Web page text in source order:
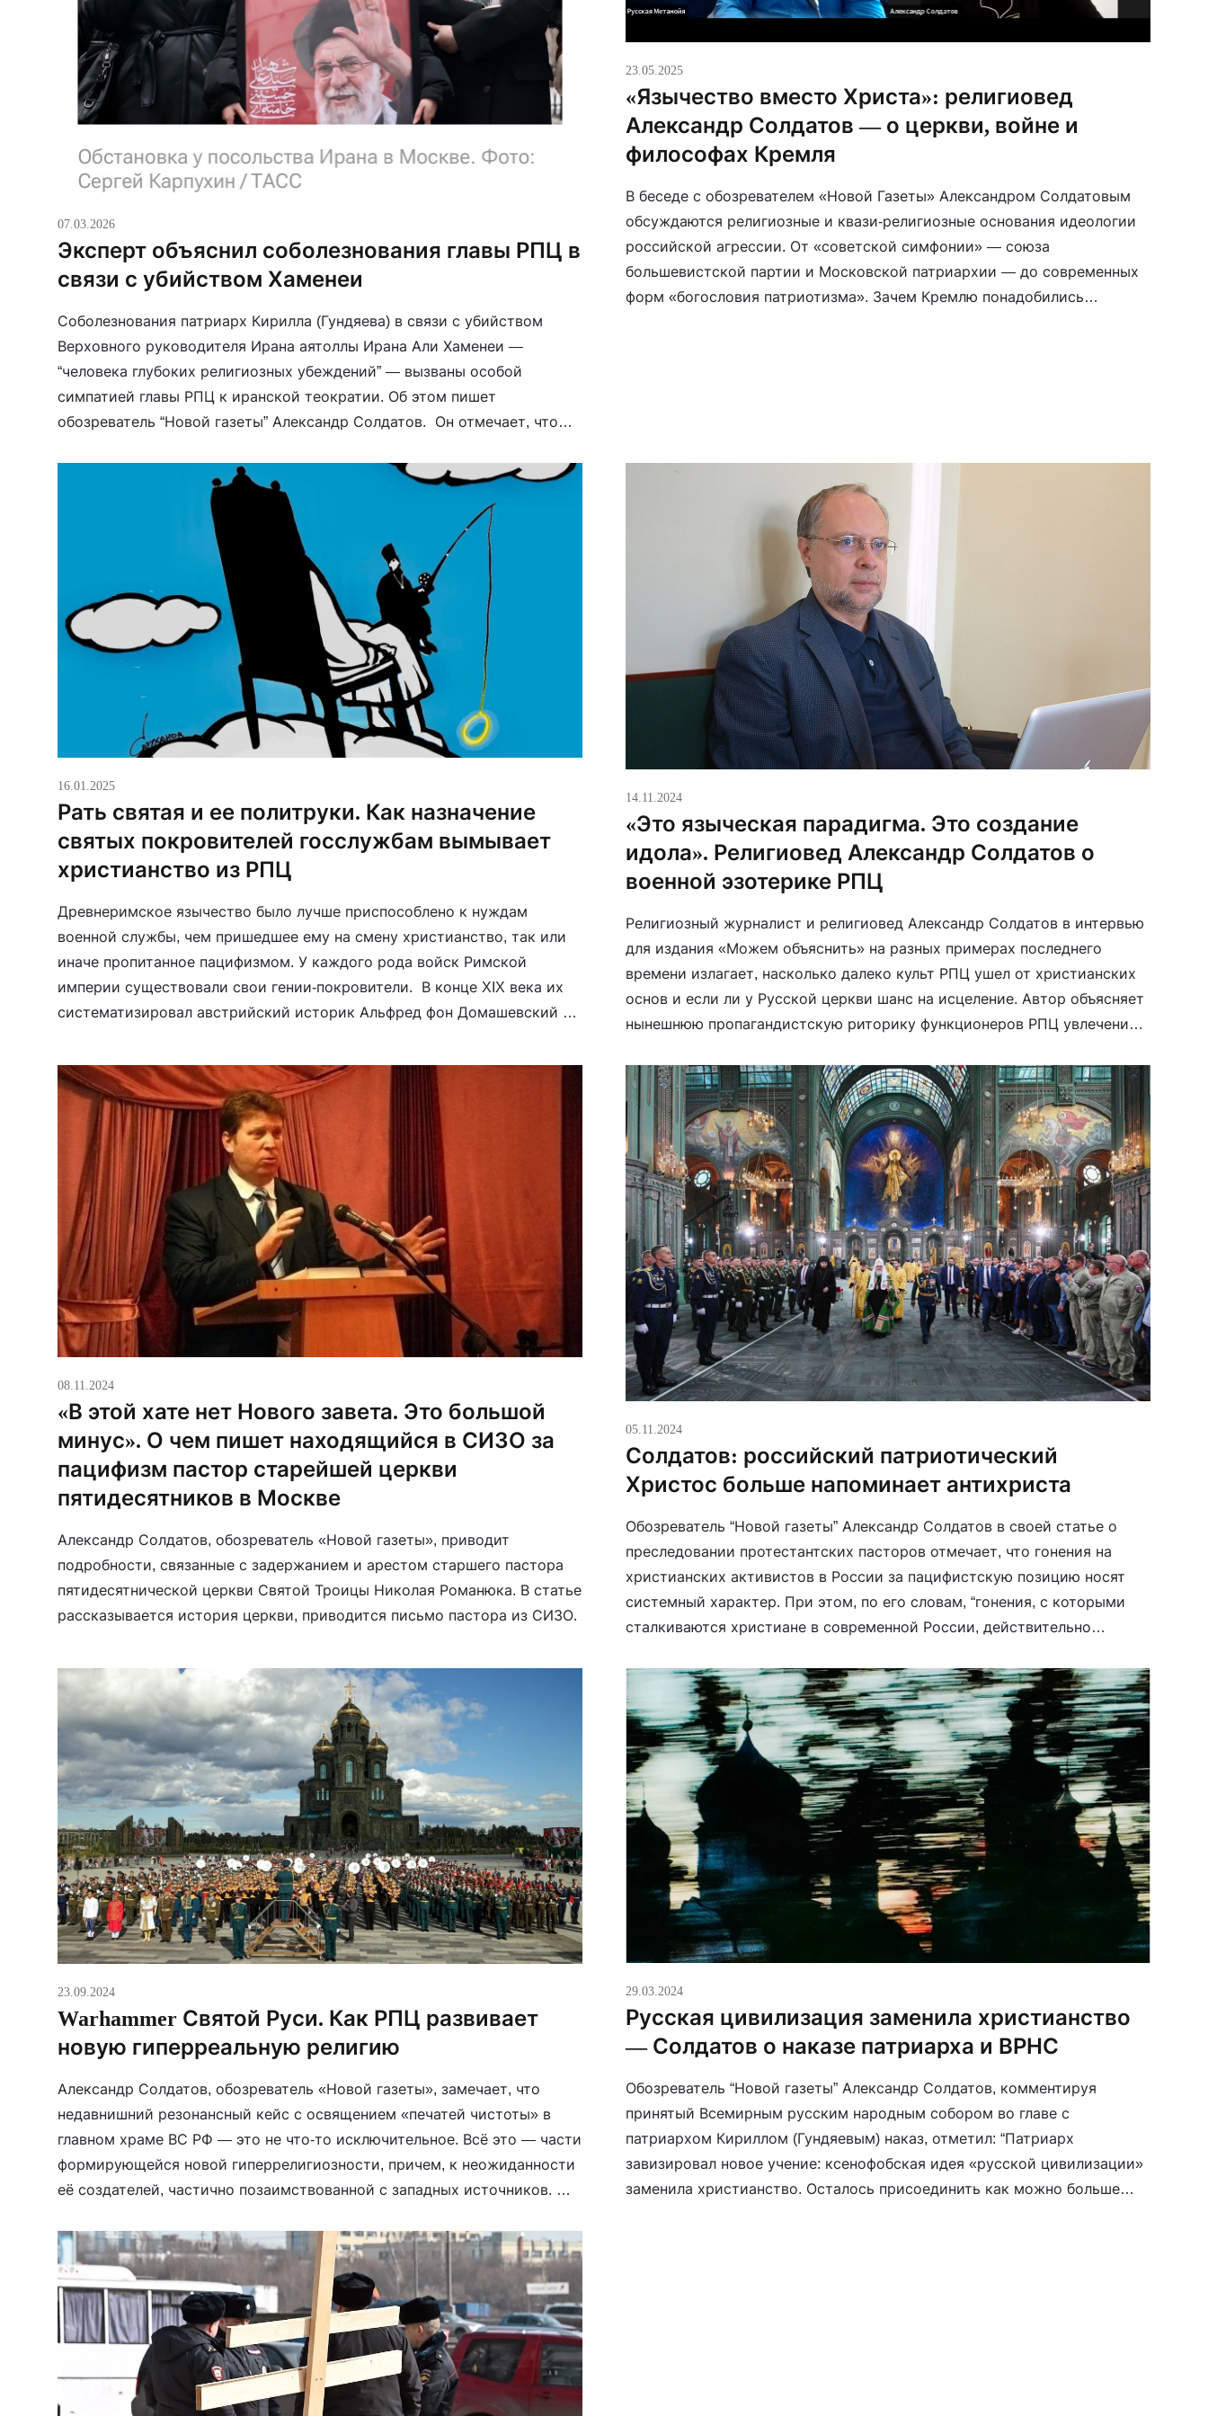
07.03.2026
Эксперт объяснил соболезнования главы РПЦ в
связи с убийством Хаменеи
Соболезнования патриарх Кирилла (Гундяева) в связи с убийством
Верховного руководителя Ирана аятоллы Ирана Али Хаменеи —
“человека глубоких религиозных убеждений” — вызваны особой
симпатией главы РПЦ к иранской теократии. Об этом пишет
обозреватель “Новой газеты” Александр Солдатов. Он отмечает, что
ближе”, чем к западному христианству. Кроме того, […]
23.05.2025
«Язычество вместо Христа»: религиовед
Александр Солдатов — о церкви, войне и
философах Кремля
В беседе с обозревателем «Новой Газеты» Александром Солдатовым
обсуждаются религиозные и квази-религиозные основания идеологии
российской агрессии. От «советской симфонии» — союза
большевистской партии и Московской патриархии — до современных
форм «богословия патриотизма». Зачем Кремлю понадобились
16.01.2025
Рать святая и ее политруки. Как назначение
святых покровителей госслужбам вымывает
христианство из РПЦ
Древнеримское язычество было лучше приспособлено к нуждам
военной службы, чем пришедшее ему на смену христианство, так или
иначе пропитанное пацифизмом. У каждого рода войск Римской
империи существовали свои гении-покровители. В конце XIX века их
систематизировал австрийский историк Альфред фон Домашевский в
Капитолийская триада — Юпитер, Юнона и Минерва. А […]
14.11.2024
«Это языческая парадигма. Это создание
идола». Религиовед Александр Солдатов о
военной эзотерике РПЦ
Религиозный журналист и религиовед Александр Солдатов в интервью
для издания «Можем объяснить» на разных примерах последнего
времени излагает, насколько далеко культ РПЦ ушел от христианских
основ и если ли у Русской церкви шанс на исцеление. Автор объясняет
нынешнюю пропагандистскую риторику функционеров РПЦ увлечением
08.11.2024
«В этой хате нет Нового завета. Это большой
минус». О чем пишет находящийся в СИЗО за
пацифизм пастор старейшей церкви
пятидесятников в Москве
Александр Солдатов, обозреватель «Новой газеты», приводит
подробности, связанные с задержанием и арестом старшего пастора
пятидесятнической церкви Святой Троицы Николая Романюка. В статье
рассказывается история церкви, приводится письмо пастора из СИЗО.
05.11.2024
Солдатов: российский патриотический
Христос больше напоминает антихриста
Обозреватель “Новой газеты” Александр Солдатов в своей статье о
преследовании протестантских пасторов отмечает, что гонения на
христианских активистов в России за пацифистскую позицию носят
системный характер. При этом, по его словам, “гонения, с которыми
сталкиваются христиане в современной России, действительно
расставлены честно: «Бога нет — Бог есть!» Сейчас же […]
23.09.2024
Warhammer Святой Руси. Как РПЦ развивает
новую гиперреальную религию
Александр Солдатов, обозреватель «Новой газеты», замечает, что
недавнишний резонансный кейс с освящением «печатей чистоты» в
главном храме ВС РФ — это не что-то исключительное. Всё это — части
формирующейся новой гиперрелигиозности, причем, к неожиданности
её создателей, частично позаимствованной с западных источников.
религия СВО, обладают большей живучестью и […]
29.03.2024
Русская цивилизация заменила христианство
— Солдатов о наказе патриарха и ВРНС
Обозреватель “Новой газеты” Александр Солдатов, комментируя
принятый Всемирным русским народным собором во главе с
патриархом Кириллом (Гундяевым) наказ, отметил: “Патриарх
завизировал новое учение: ксенофобская идея «русской цивилизации»
заменила христианство. Осталось присоединить как можно больше